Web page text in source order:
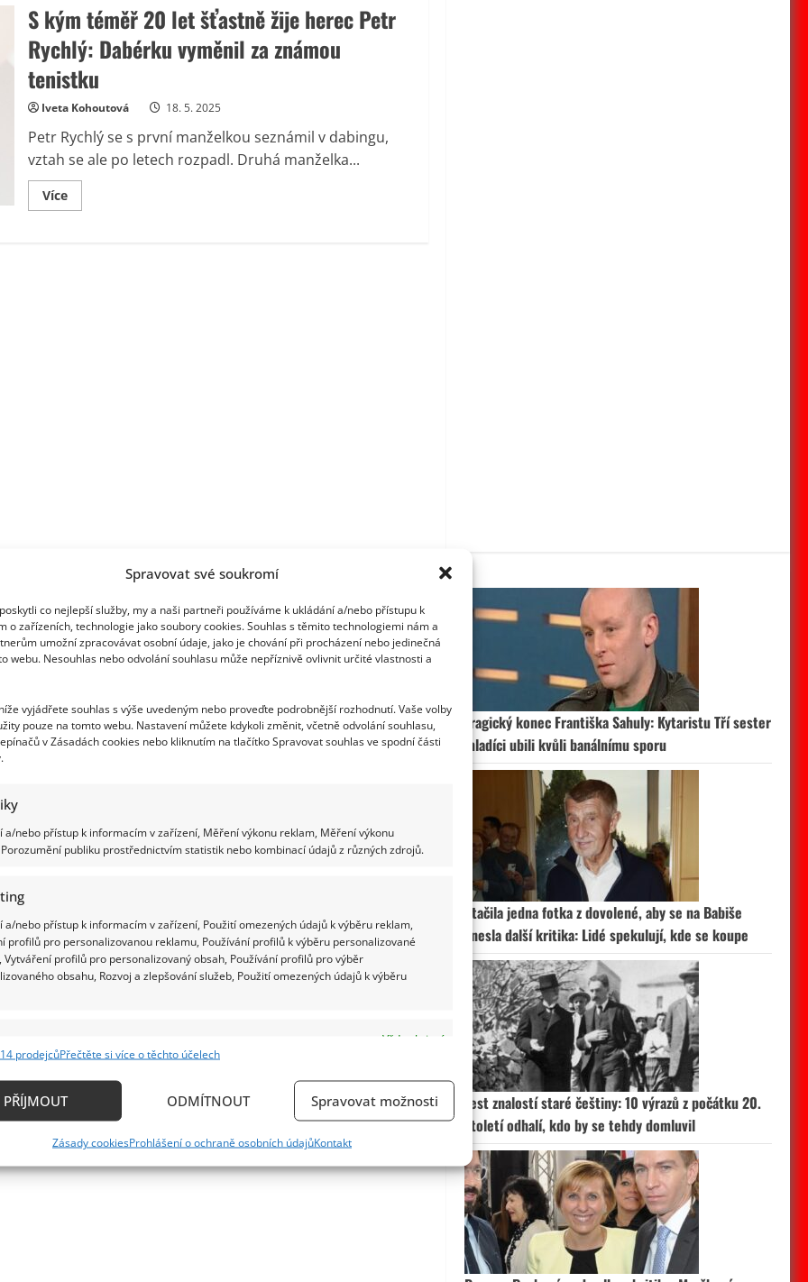
Spravovat své soukromí
co nejlepší služby, my a naši partneři používáme k ukládání a/nebo přístupu k
o zařízeních, technologie jako soubory cookies. Souhlas s těmito technologiemi nám a
umožní zpracovávat osobní údaje, jako je chování při procházení nebo jedinečná
webu. Nesouhlas nebo odvolání souhlasu může nepříznivě ovlivnit určité vlastnosti a
vyjádřete souhlas s výše uvedeným nebo proveďte podrobnější rozhodnutí. Vaše volby
pouze na tomto webu. Nastavení můžete kdykoli změnit, včetně odvolání souhlasu,
v Zásadách cookies nebo kliknutím na tlačítko Spravovat souhlas ve spodní části
a/nebo přístup k informacím v zařízení, Měření výkonu reklam, Měření výkonu
publiku prostřednictvím statistik nebo kombinací údajů z různých zdrojů.
a/nebo přístup k informacím v zařízení, Použití omezených údajů k výběru reklam,
profilů pro personalizovanou reklamu, Používání profilů k výběru personalizované
Vytváření profilů pro personalizovaný obsah, Používání profilů pro výběr
obsahu, Rozvoj a zlepšování služeb, Použití omezených údajů k výběru
Vždy aktivní
zařízení na základě automaticky přenášených informací.
aktivně vyžádaných informací.
prodejcůPřečtěte si více o těchto účelech
PŘÍJMOUT ODMÍTNOUT Spravovat možnosti
Zásady cookiesProhlášení o ochraně osobních údajůKontakt
S kým téměř 20 let šťastně žije herec Petr
Rychlý: Dabérku vyměnil za známou
tenistku
Iveta Kohoutová 18. 5. 2025
Petr Rychlý se s první manželkou seznámil v dabingu,
vztah se ale po letech rozpadl. Druhá manželka...
VíceRead
more
Tragický konec Františka Sahuly: Kytaristu Tří sester
mladíci ubili kvůli banálnímu sporu
Stačila jedna fotka z dovolené, aby se na Babiše
snesla další kritika: Lidé spekulují, kde se koupe
Test znalostí staré češtiny: 10 výrazů z počátku 20.
století odhalí, kdo by se tehdy domluvil